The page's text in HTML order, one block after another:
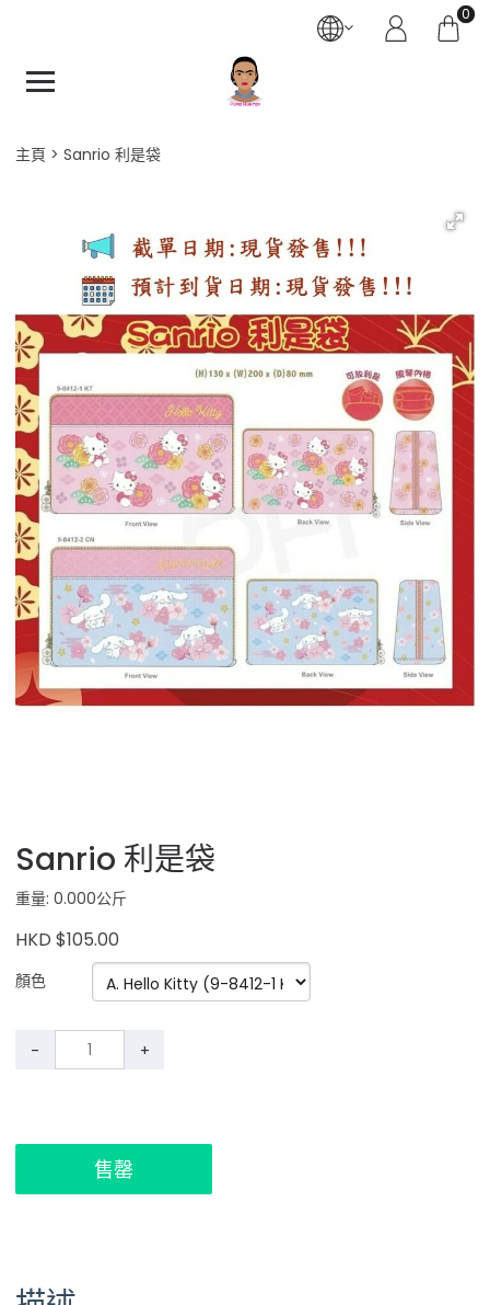
0
主頁 Sanrio 利是袋
Sanrio 利是袋
重量: 0.000公斤
HKD $105.00
顏色
- +
售罄